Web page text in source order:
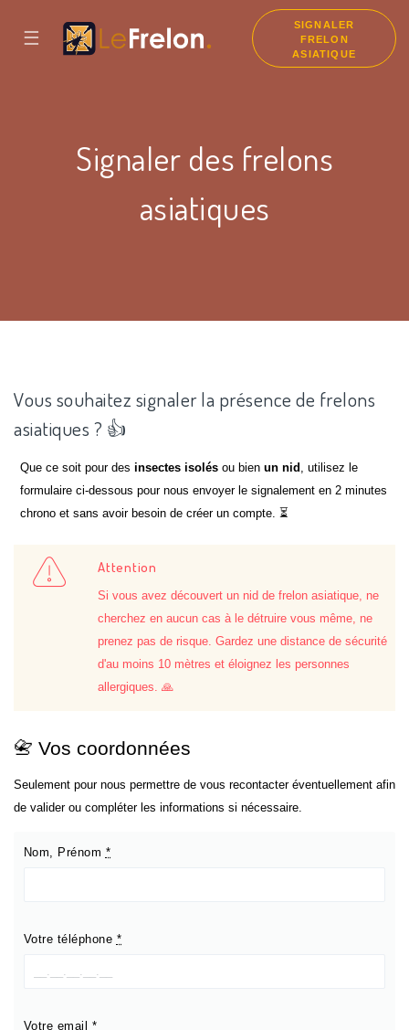
☰
SIGNALER
FRELON
ASIATIQUE
Signaler des frelons
asiatiques
Vous souhaitez signaler la présence de frelons
asiatiques ? 👍
Que ce soit pour desinsectes isolés ou bienun nid , utilisez le
formulaire ci-dessous pour nous envoyer le signalement en 2 minutes
chrono et sans avoir besoin de créer un compte. ⏳
Attention
Si vous avez découvert un nid de frelon asiatique, ne
cherchez en aucun cas à le détruire vous même, ne
prenez pas de risque. Gardez une distance de sécurité
d'au moins 10 mètres et éloignez les personnes
allergiques. 🙏
📇 Vos coordonnées
Seulement pour nous permettre de vous recontacter éventuellement afin
de valider ou compléter les informations si nécessaire.
Nom, Prénom *
Votre téléphone *
Votre email *